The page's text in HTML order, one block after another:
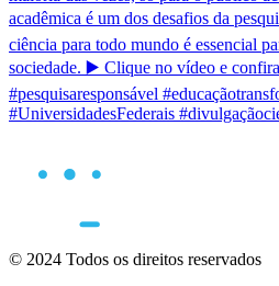
© 2024 Todos os direitos reservados